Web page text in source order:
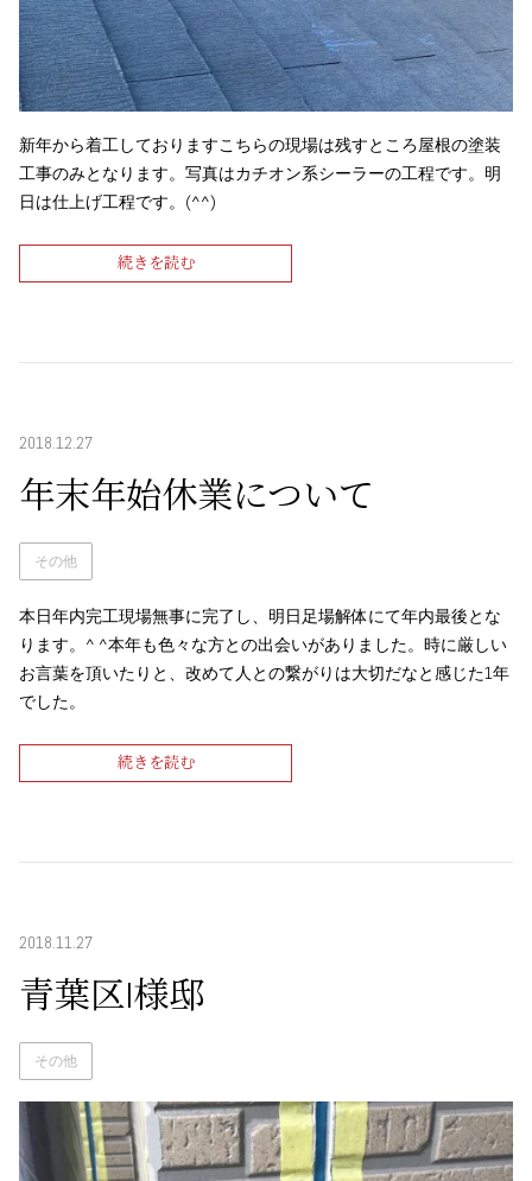
新年から着工しておりますこちらの現場は残すところ屋根の塗装
工事のみとなります。写真はカチオン系シーラーの工程です。明
日は仕上げ工程です。(^^)
続きを読む
2018.12.27
年末年始休業について
その他
本日年内完工現場無事に完了し、明日足場解体にて年内最後とな
ります。^ ^本年も色々な方との出会いがありました。時に厳しい
お言葉を頂いたりと、改めて人との繋がりは大切だなと感じた1年
でした。
続きを読む
2018.11.27
青葉区I様邸
その他